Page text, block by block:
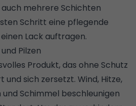
mehrere Schichten
Schritt eine pflegende
Lack auftragen.
Pilzen
Produkt, das ohne Schutz
sich zersetzt. Wind, Hitze,
und Schimmel beschleunigen